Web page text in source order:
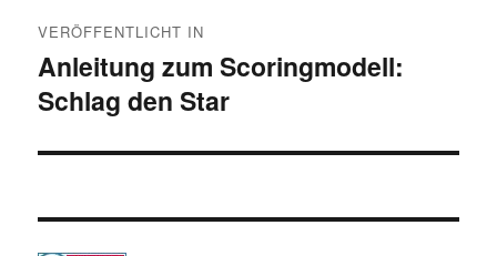
VERÖFFENTLICHT IN
Anleitung zum Scoringmodell:
Schlag den Star